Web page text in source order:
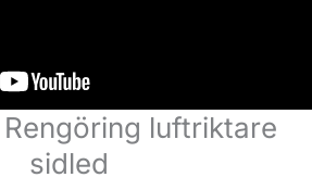
luftriktare
sidled